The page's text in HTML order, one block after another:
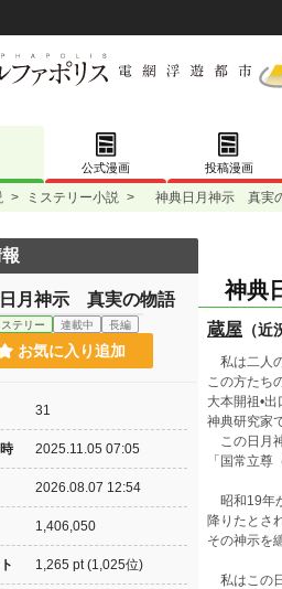
公式漫画 投稿漫画
> ミステリー小説 > 神典日月神示 真実
神典
蔵屋 （近
私は二人
この方たち
大本開祖•出
神典研究家
この日月
「国常立
昭和19年
降りたとさ
その神示を
私はこの
月神示 真実の物語
ステリー 連載中 長編
お気に入り追加
31
2025.11.05 07:05
2026.08.07 12:54
1,406,050
1,265 pt (1,025位)